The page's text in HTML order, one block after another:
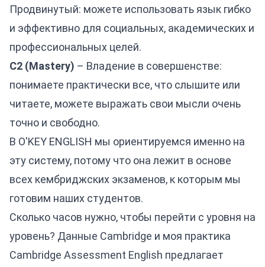
Продвинутый: можете использовать язык гибко
и эффективно для социальных, академических и
профессиональных целей.
C2 (Mastery) – Владение в совершенстве:
понимаете практически все, что слышите или
читаете, можете выражать свои мысли очень
точно и свободно.
В O'KEY ENGLISH мы ориентируемся именно на
эту систему, потому что она лежит в основе
всех кембриджских экзаменов, к которым мы
готовим наших студентов.
Сколько часов нужно, чтобы перейти с уровня на
уровень? Данные Cambridge и моя практика
Cambridge Assessment English предлагает